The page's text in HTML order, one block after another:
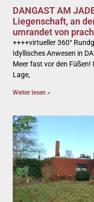
DANGAST AM
Liegenschaft, an
umrandet von
++++virtueller 360°
Idyllisches Anwesen in
Meer fast vor den
Lage,
Weiter lesen »